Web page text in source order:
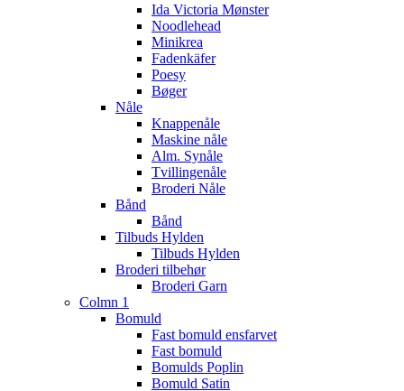
Ida Victoria Mønster
Noodlehead
Minikrea
Fadenkäfer
Poesy
Bøger
Nåle
Knappenåle
Maskine nåle
Alm. Synåle
Tvillingenåle
Broderi Nåle
Bånd
Bånd
Tilbuds Hylden
Tilbuds Hylden
Broderi tilbehør
Broderi Garn
Colmn 1
Bomuld
Fast bomuld ensfarvet
Fast bomuld
Bomulds Poplin
Bomuld Satin